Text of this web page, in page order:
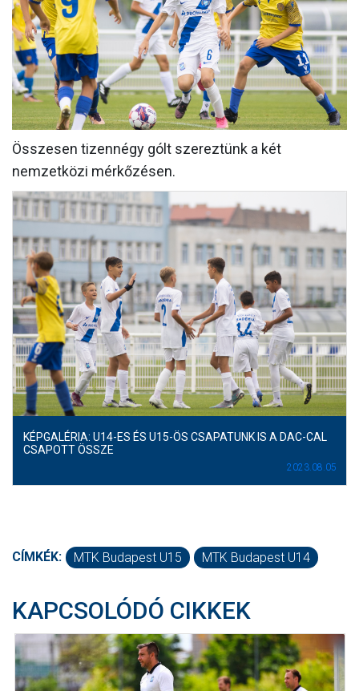
CSAPATOK
MÉRKŐZÉSEK
GALÉRIA
JELENTKEZÉS
SZURKOLÓI ÉLMÉNYEK
Összesen tizennégy gólt szereztünk a két
nemzetközi mérkőzésen.
KÉPGALÉRIA: U14-ES ÉS U15-ÖS CSAPATUNK IS A DAC-CAL
CSAPOTT ÖSSZE
2023.08.05
CÍMKÉK: MTK Budapest U15 MTK Budapest U14
KAPCSOLÓDÓ CIKKEK